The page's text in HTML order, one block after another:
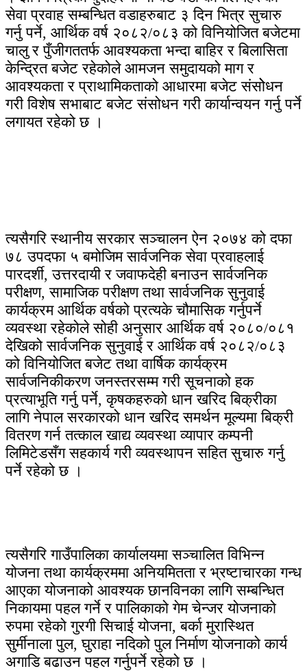
सेवा प्रवाह सम्बन्धित वडाहरुबाट ३ दिन भित्र सुचारु
गर्नु पर्ने, आर्थिक वर्ष २०८२/०८३ को विनियोजित बजेटमा
चालु र पुँजीगततर्फ आवश्यकता भन्दा बाहिर र बिलासिता
केन्द्रित बजेट रहेकोले आमजन समुदायको माग र
आवश्यकता र प्राथामिकताको आधारमा बजेट संसोेधन
गरी विशेष सभाबाट बजेट संसोधन गरी कार्यान्वयन गर्नु पर्ने
लगायत रहेको छ ।
त्यसैगरि स्थानीय सरकार सञ्चालन ऐन २०७४ को दफा
७८ उपदफा ५ बमोजिम सार्वजनिक सेवा प्रवाहलाई
पारदर्शी, उत्तरदायी र जवाफदेही बनाउन सार्वजनिक
परीक्षण, सामाजिक परीक्षण तथा सार्वजनिक सुनुवाई
कार्यक्रम आर्थिक वर्षको प्रत्यके चौमासिक गर्नुपर्ने
व्यवस्था रहेकोले सोही अनुसार आर्थिक वर्ष २०८०/०८१
देखिको सार्वजनिक सुनुवाई र आर्थिक वर्ष २०८२/०८३
को विनियोजित बजेट तथा वार्षिक कार्यक्रम
सार्वजनिकीकरण जनस्तरसम्म गरी सूचनाको हक
प्रत्याभूति गर्नु पर्ने, कृषकहरुको धान खरिद बिक्रीका
लागि नेपाल सरकारको धान खरिद समर्थन मूल्यमा बिक्री
वितरण गर्न तत्काल खाद्य व्यवस्था व्यापार कम्पनी
लिमिटेडसँग सहकार्य गरी व्यवस्थापन सहित सुचारु गर्नु
पर्ने रहेको छ ।
त्यसैगरि गाउँपालिका कार्यालयमा सञ्चालित विभिन्न
योजना तथा कार्यक्रममा अनियमितता र भ्रष्टाचारका गन्ध
आएका योजनाको आवश्यक छानविनका लागि सम्बन्धित
निकायमा पहल गर्ने र पालिकाको गेम चेन्जर योजनाको
रुपमा रहेको गुरगी सिचाई योजना, बर्का मुरास्थित
सुर्मीनाला पुल, घुराहा नदिको पुल निर्माण योजनाको कार्य
अगाडि बढाउन पहल गर्नुपर्ने रहेको छ ।